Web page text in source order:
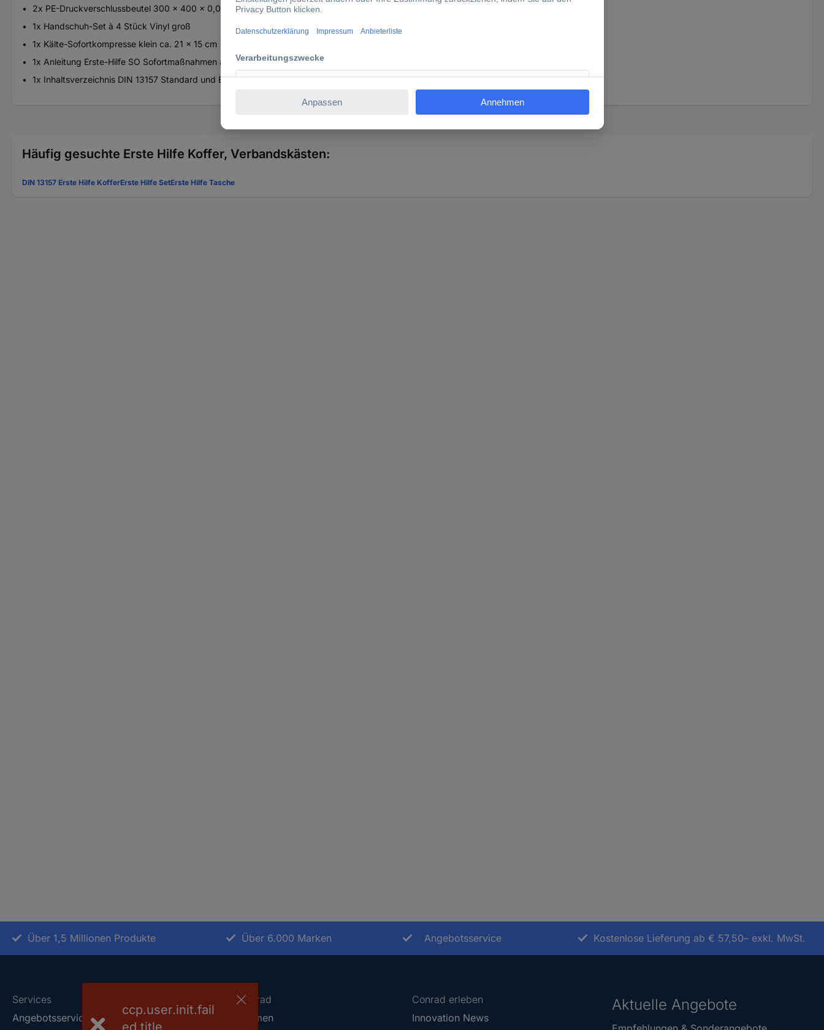
2x PE-Druckverschlussbeutel 300 x 400 x 0,05 mm
1x Handschuh-Set à 4 Stück Vinyl groß
1x Kälte-Sofortkompresse klein ca. 21 x 15 cm
1x Anleitung Erste-Hilfe SO Sofortmaßnahmen am Unfallort
1x Inhaltsverzeichnis DIN 13157 Standard und ERW gelb DIN A477.
Häufig gesuchte Erste Hilfe Koffer, Verbandskästen:
DIN 13157 Erste Hilfe KofferErste Hilfe SetErste Hilfe Tasche
Über 1,5 Millionen Produkte Über 6.000 Marken Angebotsservice Kostenlose Lieferung ab € 57,50– exkl. MwSt.
Services
Angebotsservice
Über Conrad
Unternehmen
Conrad erleben
Innovation News
Aktuelle Angebote
ccp.user.init.fail
ed.title